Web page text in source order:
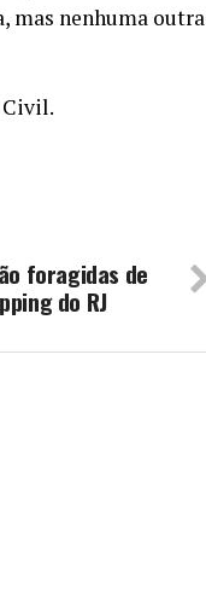
mas nenhuma outra
Civil.
foragidas de
do RJ